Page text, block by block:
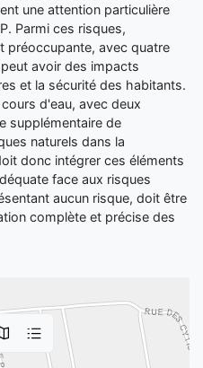
une attention particulière
Parmi ces risques,
préoccupante, avec quatre
avoir des impacts
et la sécurité des habitants.
d'eau, avec deux
supplémentaire de
naturels dans la
donc intégrer ces éléments
face aux risques
aucun risque, doit être
complète et précise des